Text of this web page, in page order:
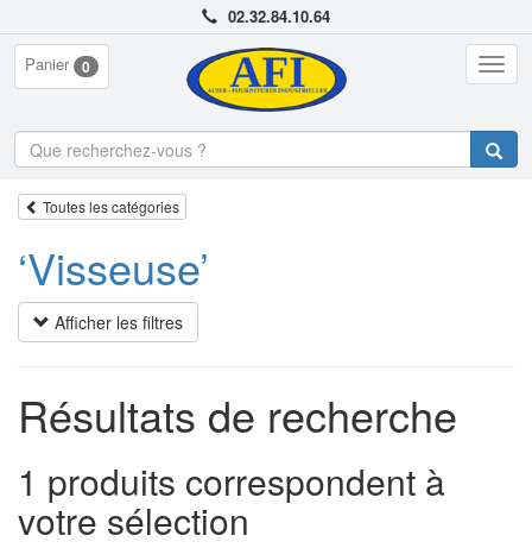
02.32.84.10.64
Panier 0
Toutes les catégories
‘Visseuse’
Afficher les filtres
Résultats de recherche
1 produits correspondent à
votre sélection